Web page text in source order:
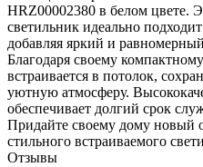
HRZ00002380 в белом цвете.
светильник идеально
добавляя яркий и
Благодаря своему
встраивается в потолок,
уютную атмосферу.
обеспечивает долгий срок
Придайте своему дому новый
стильного встраиваемого
Отзывы